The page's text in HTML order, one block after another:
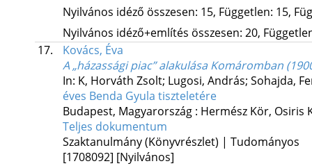
Nyilvános idéző összesen: 15, Független: 15,
Nyilvános idéző+említés összesen: 20,
17.
Kovács, Éva
A „házassági piac” alakulása Komáromban
In: K, Horváth Zsolt; Lugosi, András; Sohajda,
éves Benda Gyula tiszteletére
Budapest, Magyarország : Hermész Kör, Osiris
Teljes dokumentum
Szaktanulmány (Könyvrészlet) | Tudományos
[1708092] [Nyilvános]